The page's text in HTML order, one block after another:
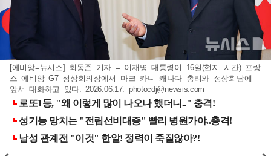
[에비앙=뉴시스] 최동준 기자 = 이재명 대통령이 16일(현지 시간) 프랑
스 에비앙 G7 정상회의장에서 마크 카니 캐나다 총리와 정상회담에
앞서 대화하고 있다. 2026.06.17. photocdj@newsis.com